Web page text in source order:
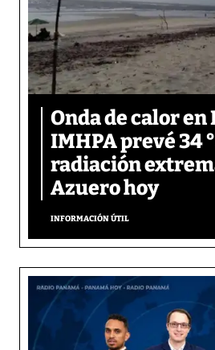
Onda de calor en
IMHPA prevé 34
radiación
Azuero hoy
INFORMACIÓN ÚTIL